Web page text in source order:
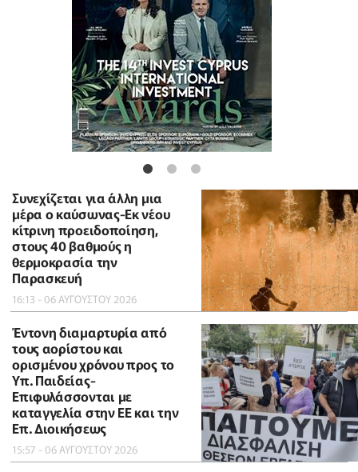
Συνεχίζεται για άλλη μια
μέρα ο καύσωνας-Εκ νέου
κίτρινη προειδοποίηση,
στους 40 βαθμούς η
θερμοκρασία την
Παρασκευή
16:13 - 06 ΑΥΓΟΥΣΤΟΥ 2026
Έντονη διαμαρτυρία από
τους αορίστου και
ορισμένου χρόνου προς το
Υπ. Παιδείας-
Επιφυλάσσονται με
καταγγελία στην ΕΕ και την
Επ. Διοικήσεως
15:57 - 06 ΑΥΓΟΥΣΤΟΥ 2026